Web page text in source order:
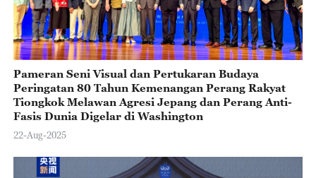
Pameran Seni Visual dan Pertukaran Budaya
Peringatan 80 Tahun Kemenangan Perang Rakyat
Tiongkok Melawan Agresi Jepang dan Perang Anti-
Fasis Dunia Digelar di Washington
22-Aug-2025